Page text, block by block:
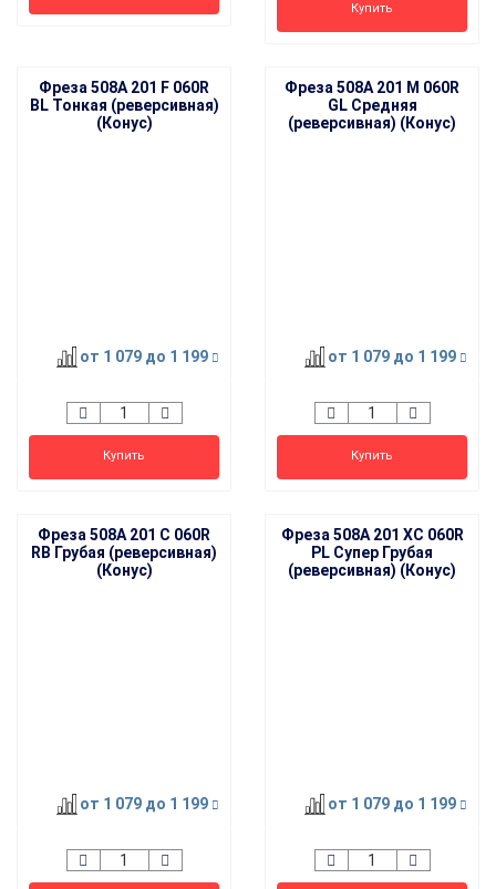
Купить
Фреза 508A 201 F 060R
BL Тонкая (реверсивная)
(Конус)
от 1 079 до 1 199
Купить
Фреза 508A 201 M 060R
GL Средняя
(реверсивная) (Конус)
от 1 079 до 1 199
Купить
Фреза 508A 201 C 060R
RB Грубая (реверсивная)
(Конус)
от 1 079 до 1 199
Фреза 508A 201 XC 060R
PL Супер Грубая
(реверсивная) (Конус)
от 1 079 до 1 199